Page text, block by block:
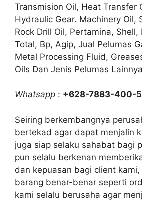
Transmision Oil, Heat Transfer
Hydraulic Gear. Machinery Oil,
Rock Drill Oil, Pertamina, Shell,
Total, Bp, Agip, Jual Pelumas
Metal Processing Fluid,
Oils Dan Jenis Pelumas
Whatsapp : +628-7883-400-
Seiring berkembangnya
bertekad agar dapat menjalin
juga siap selaku sahabat bagi
pun selalu berkenan
dan kepuasan bagi client kami,
barang benar-benar seperti
kami selalu berusaha agar